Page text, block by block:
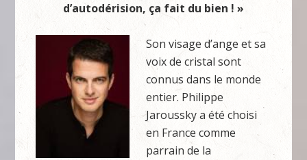
d’autodérision, ça fait du bien ! »
Son visage d’ange et sa
voix de cristal sont
connus dans le monde
entier. Philippe
Jaroussky a été choisi
en France comme
parrain de la